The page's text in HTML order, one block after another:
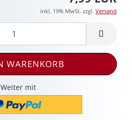
inkl. 19% MwSt. zzgl. Versand
Weiter mit